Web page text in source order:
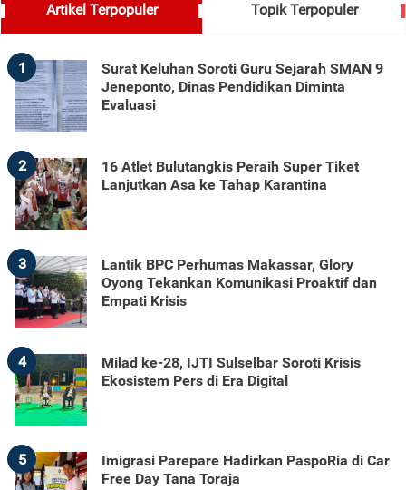
Artikel Terpopuler Topik Terpopuler
1
Surat Keluhan Soroti Guru Sejarah SMAN 9
Jeneponto, Dinas Pendidikan Diminta
Evaluasi
2
16 Atlet Bulutangkis Peraih Super Tiket
Lanjutkan Asa ke Tahap Karantina
3
Lantik BPC Perhumas Makassar, Glory
Oyong Tekankan Komunikasi Proaktif dan
Empati Krisis
4
Milad ke-28, IJTI Sulselbar Soroti Krisis
Ekosistem Pers di Era Digital
5
Imigrasi Parepare Hadirkan PaspoRia di Car
Free Day Tana Toraja